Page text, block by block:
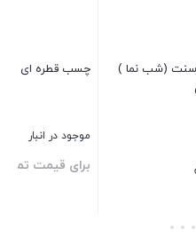
چسب 123 جانسون مدل C حجم
برای قیمت تماس بگیرید
بستن